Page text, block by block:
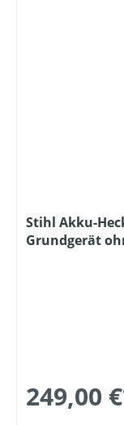
Stihl Akku-
Grundgerät
249,00